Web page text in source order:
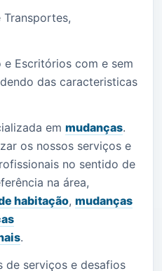
Transportes,
Escritórios com e sem
das caracteristicas
em mudanças.
os nossos serviços e
no sentido de
na área,
habitação, mudanças
.
de serviços e desafios